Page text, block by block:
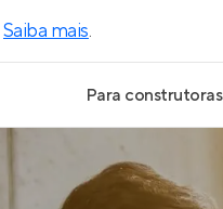
Saiba mais.
Para construtoras
Geração de